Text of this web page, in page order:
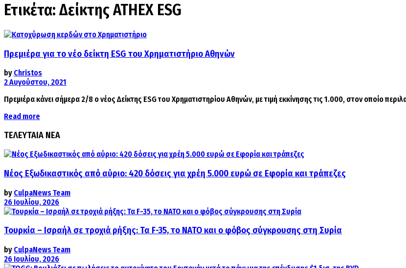
Ετικέτα: Δείκτης ATHEX ESG
Πρεμιέρα για το νέο δείκτη ESG του Χρηματιστήριο Αθηνών
by Christos
2 Αυγούστου, 2021
Πρεμιέρα κάνει σήμερα 2/8 ο νέος Δείκτης ESG του Χρηματιστηρίου Αθηνών, με τιμή εκκίνησης τις 1.000, στον οποίο
Read more
ΤΕΛΕΥΤΑΙΑ ΝΕΑ
Νέος Εξωδικαστικός από αύριο: 420 δόσεις για χρέη 5.000 ευρώ σε Εφορία και τράπεζες
by CulpaNews Team
26 Ιουλίου, 2026
Τουρκία – Ισραήλ σε τροχιά ρήξης: Τα F-35, το ΝΑΤΟ και ο φόβος σύγκρουσης στη Συρία
by CulpaNews Team
26 Ιουλίου, 2026